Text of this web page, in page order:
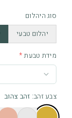
סוג היהלום
יהלום טבעי
מידת טבעת*
צבע זהב: זהב צהוב